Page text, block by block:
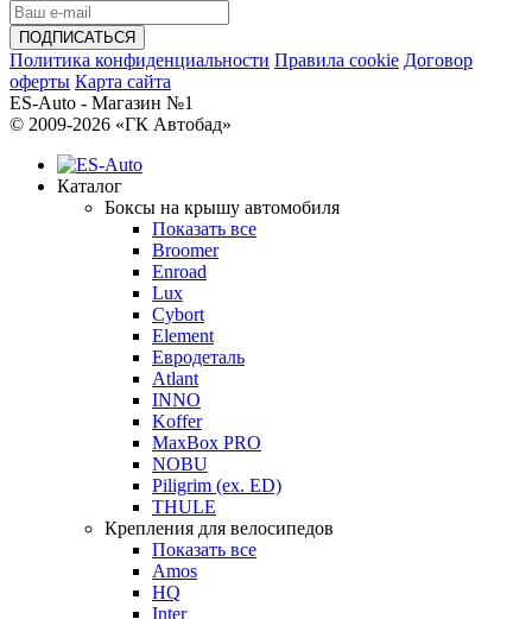
Политика конфиденциальности Правила cookie Договор
оферты Карта сайта
ES-Auto - Магазин №1
© 2009-2026 «ГК Автобад»
Каталог
Боксы на крышу автомобиля
Показать все
Broomer
Enroad
Lux
Cybort
Element
Евродеталь
Atlant
INNO
Koffer
MaxBox PRO
NOBU
Piligrim (ex. ED)
THULE
Крепления для велосипедов
Показать все
Amos
HQ
Inter